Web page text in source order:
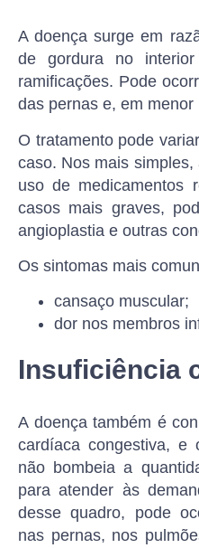
A doença surge em
de gordura no
ramificações. Pode
das pernas e, em
O tratamento pode
caso. Nos mais
uso de medicamentos
casos mais graves,
angioplastia e outras
Os sintomas mais
cansaço muscular;
dor nos membros
Insuficiência
A doença também é
cardíaca congestiva, e
não bombeia a
para atender às
desse quadro, pode
nas pernas, nos